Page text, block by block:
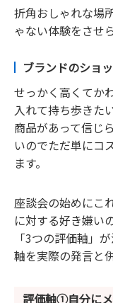
折角おしゃれな場
ゃない体験をさせ
ブランドのショ
せっかく高くてか
入れて持ち歩きた
商品があって信じ
いのでただ単にコ
ます。
座談会の始めにこ
に対する好き嫌い
「3つの評価軸」
軸を実際の発言と
評価軸①自分に